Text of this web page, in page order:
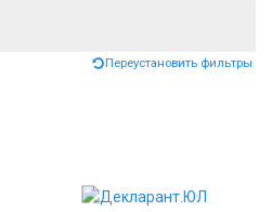
Переустановить фильтры